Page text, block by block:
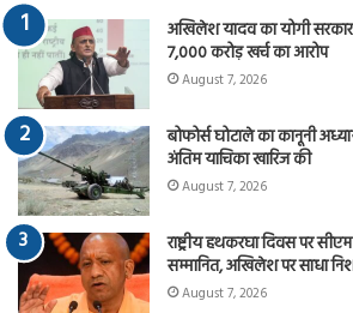
अखिलेश यादव का योगी सरकार
7,000 करोड़ खर्च का आरोप
August 7, 2026
बोफोर्स घोटाले का कानूनी
अंतिम याचिका खारिज की
August 7, 2026
राष्ट्रीय हथकरघा दिवस पर
सम्मानित, अखिलेश पर साधा
August 7, 2026